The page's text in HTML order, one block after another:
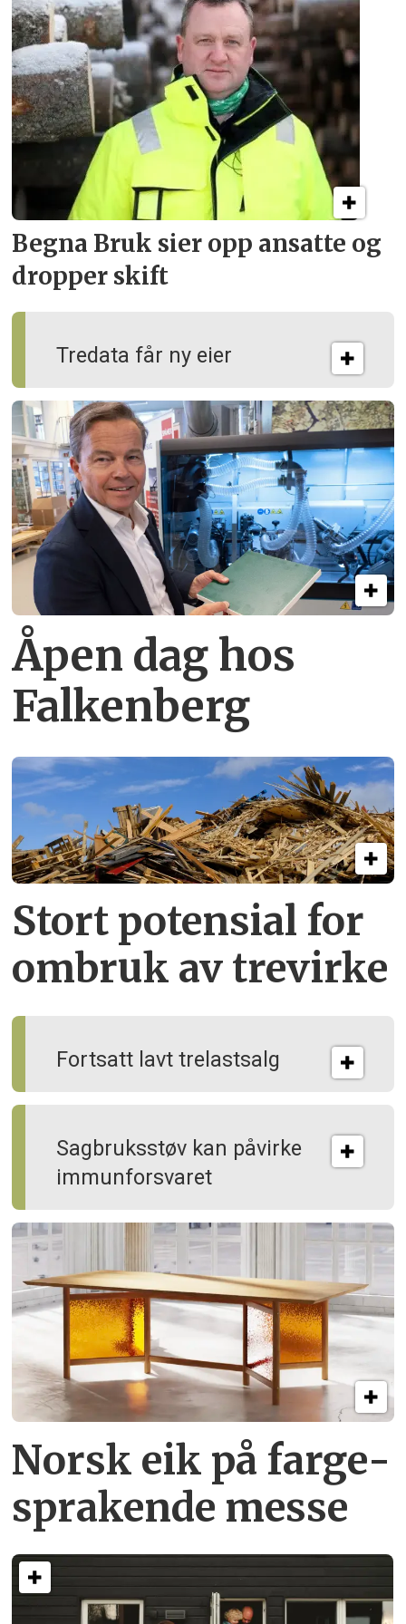
Tredata får ny eier
Begna Bruk sier opp ansatte og
dropper skift
Åpen dag hos
Falkenberg
Stort potensial for
ombruk av tre­virke
Fortsatt lavt trelastsalg
Sagbruksstøv kan på­virke
immun­forsvaret
Norsk eik på farge­
sprakende messe